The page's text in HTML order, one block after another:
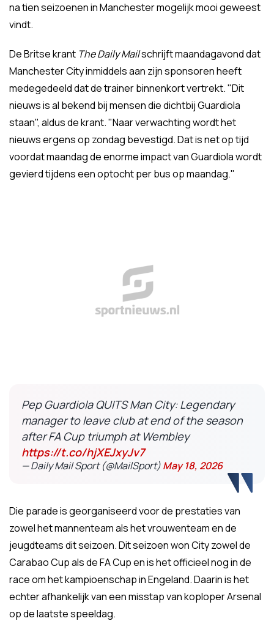
na tien seizoenen in Manchester mogelijk mooi geweest
vindt.
De Britse krant The Daily Mailschrijft maandagavond dat
Manchester City inmiddels aan zijn sponsoren heeft
medegedeeld dat de trainer binnenkort vertrekt. "Dit
nieuws is al bekend bij mensen die dichtbij Guardiola
staan", aldus de krant. "Naar verwachting wordt het
nieuws ergens op zondag bevestigd. Dat is net op tijd
voordat maandag de enorme impact van Guardiola wordt
gevierd tijdens een optocht per bus op maandag."
Pep Guardiola QUITS Man City: Legendary
manager to leave club at end of the season
after FA Cup triumph at Wembley
https://t.co/hjXEJxyJv7
— Daily Mail Sport (@MailSport)May 18, 2026
Die parade is georganiseerd voor de prestaties van
zowel het mannenteam als het vrouwenteam en de
jeugdteams dit seizoen. Dit seizoen won City zowel de
Carabao Cup als de FA Cup en is het officieel nog in de
race om het kampioenschap in Engeland. Daarin is het
echter afhankelijk van een misstap van koploper Arsenal
op de laatste speeldag.